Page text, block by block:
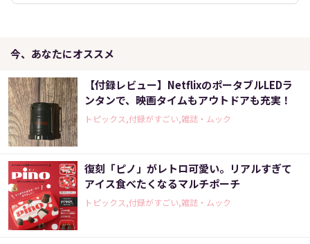
今、あなたにオススメ
【付録レビュー】NetflixのポータブルLEDラ
ンタンで、映画タイムもアウトドアも充実！
トピックス,付録がすごい,雑誌・ムック
復刻「ピノ」がレトロ可愛い。リアルすぎて
アイス食べたくなるマルチポーチ
トピックス,付録がすごい,雑誌・ムック